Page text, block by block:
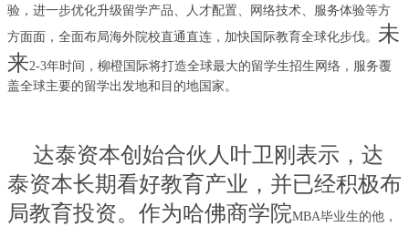
验 ， 进一步优化升级留学产品 人才配置 网络技术 、服务体验等方
方面面 ， 全面布局海外院校直通直连，加快国际教育全球化步伐。 未
来2-3年时间，柳橙国际将打造全球最大的留学生招生网络，服务覆
盖全球主要的留学出发地和目的地国家。
达泰资本创始合伙人叶卫刚表示，达
泰资本长期看好教育产业，并已经积极布
局教育投资。作为哈佛商学院MBA毕业生的他，